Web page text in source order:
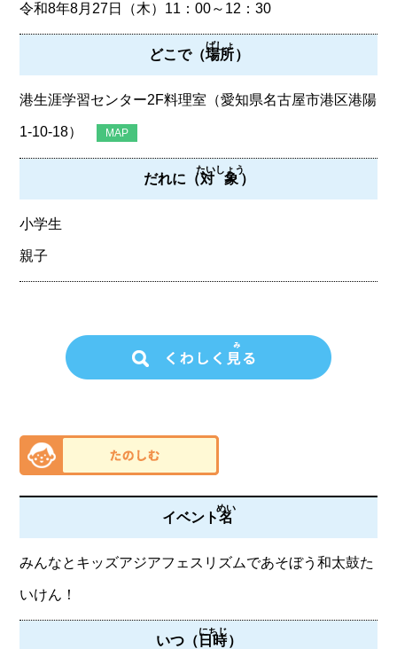
令和8年8月27日（木）11：00～12：30
どこで（場所
ばしょ
）
港生涯学習センター2F料理室（愛知県名古屋市港区港陽
1-10-18） MAP
だれに（対象
たいしょう
）
小学生
親子
イベント名
めい
みんなとキッズアジアフェスリズムであそぼう和太鼓た
いけん！
いつ（日時
にちじ
）